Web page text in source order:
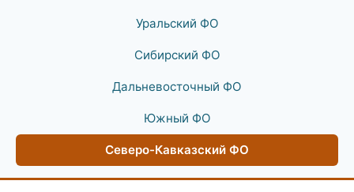
Уральский ФО
Сибирский ФО
Дальневосточный ФО
Южный ФО
Северо-Кавказский ФО